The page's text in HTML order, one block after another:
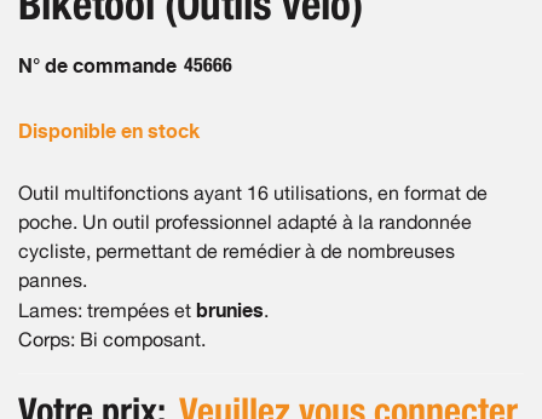
of
images
N° de commande 45666
Disponible en stock
Outil multifonctions ayant 16 utilisations, en format de
poche. Un outil professionnel adapté à la randonnée
cycliste, permettant de remédier à de nombreuses
pannes.
Lames: trempées et brunies.
Corps: Bi composant.